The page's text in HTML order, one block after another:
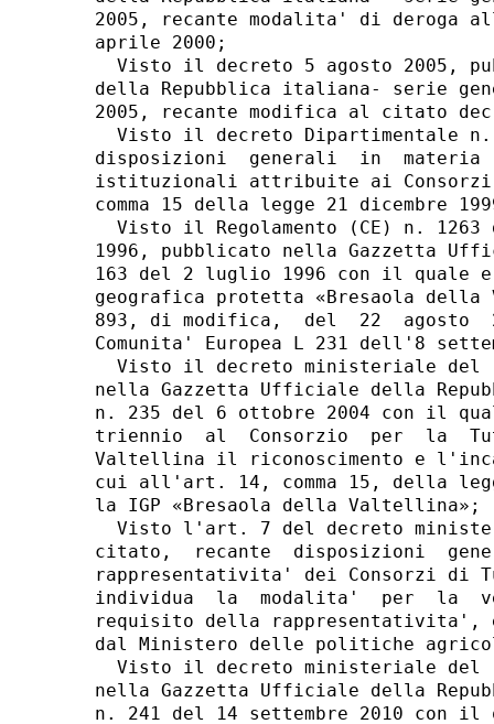
2005, recante modalita' di
aprile 2000;
Visto il decreto 5 agosto 2005,
della Repubblica italiana- serie
2005, recante modifica al citato
Visto il decreto Dipartimentale
disposizioni  generali  in
istituzionali attribuite ai
comma 15 della legge 21 dicembre
Visto il Regolamento (CE) n. 1263
1996, pubblicato nella Gazzetta
163 del 2 luglio 1996 con il quale
geografica protetta «Bresaola
893, di modifica,  del  22  agosto
Comunita' Europea L 231 dell'8
Visto il decreto ministeriale del
nella Gazzetta Ufficiale della
n. 235 del 6 ottobre 2004 con il
triennio  al  Consorzio  per  la
Valtellina il riconoscimento e
cui all'art. 14, comma 15, della
la IGP «Bresaola della Valtellina»;
Visto l'art. 7 del decreto
citato,  recante  disposizioni
rappresentativita' dei Consorzi di
individua  la  modalita'  per  la
requisito della rappresentativita',
dal Ministero delle politiche
Visto il decreto ministeriale del
nella Gazzetta Ufficiale della
n. 241 del 14 settembre 2010 con